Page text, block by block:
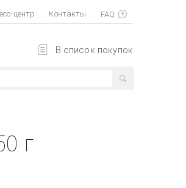
центр Контакты
В список покупок
г